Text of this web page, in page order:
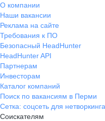
О компании
Наши вакансии
Реклама на сайте
Требования к ПО
Безопасный HeadHunter
HeadHunter API
Партнерам
Инвесторам
Каталог компаний
Поиск по вакансиям в Перми
Сетка: соцсеть для нетворкинга
Соискателям